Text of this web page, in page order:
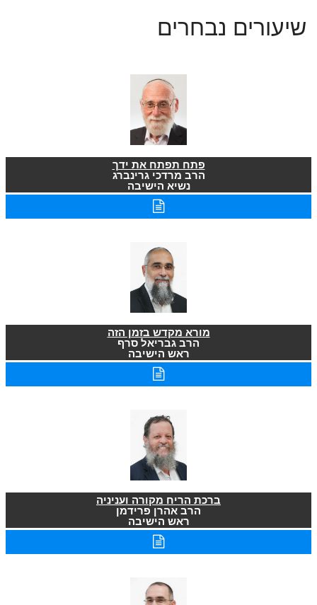
שיעורים נבחרים
פתח תפתח את ידך
הרב מרדכי גרינברג
נשיא הישיבה
מורא מקדש בזמן הזה
הרב גבריאל סרף
ראש הישיבה
ברכת הריח מקורה ועניניה
הרב אהרן פרידמן
ראש הישיבה